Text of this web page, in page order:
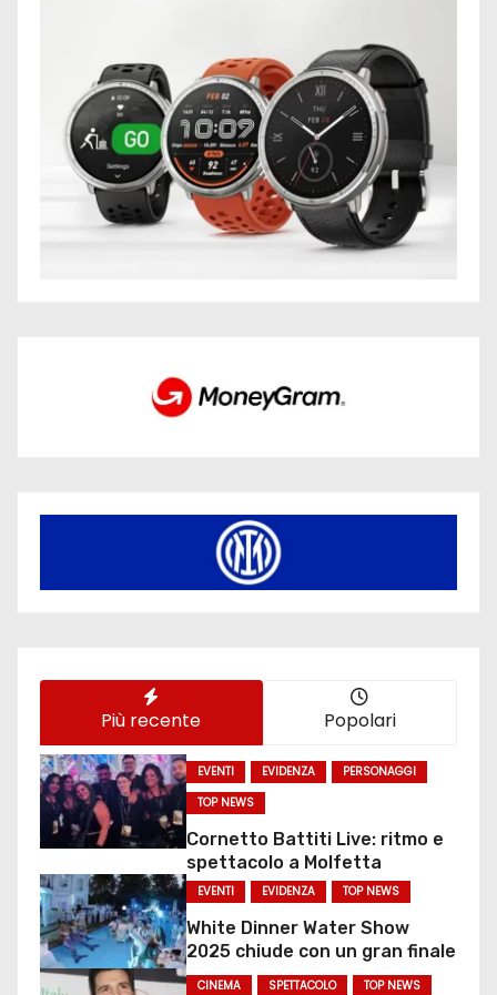
Più recente Popolari
EVENTI EVIDENZA
PERSONAGGI
TOP NEWS
Cornetto Battiti Live: ritmo e
spettacolo a Molfetta
EVENTI EVIDENZA TOP NEWS
White Dinner Water Show
2025 chiude con un gran finale
CINEMA SPETTACOLO TOP NEWS